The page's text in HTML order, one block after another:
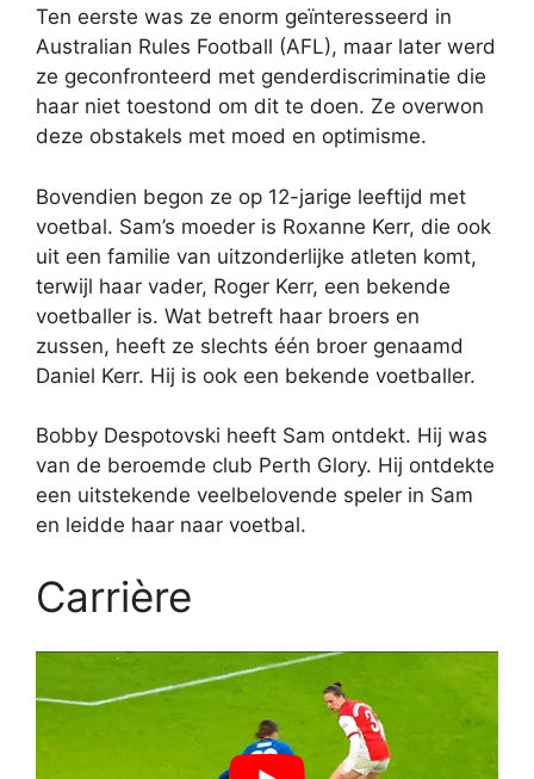
Ten eerste was ze enorm geïnteresseerd in
Australian Rules Football (AFL), maar later werd
ze geconfronteerd met genderdiscriminatie die
haar niet toestond om dit te doen. Ze overwon
deze obstakels met moed en optimisme.
Bovendien begon ze op 12-jarige leeftijd met
voetbal. Sam’s moeder is Roxanne Kerr, die ook
uit een familie van uitzonderlijke atleten komt,
terwijl haar vader, Roger Kerr, een bekende
voetballer is. Wat betreft haar broers en
zussen, heeft ze slechts één broer genaamd
Daniel Kerr. Hij is ook een bekende voetballer.
Bobby Despotovski heeft Sam ontdekt. Hij was
van de beroemde club Perth Glory. Hij ontdekte
een uitstekende veelbelovende speler in Sam
en leidde haar naar voetbal.
Carrière